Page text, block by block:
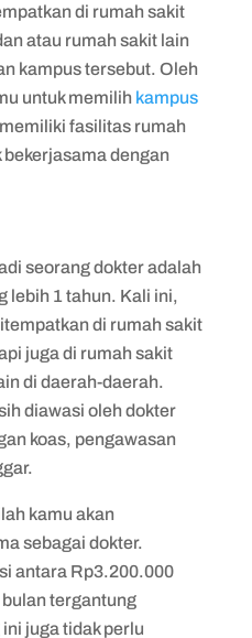
di rumah sakit
atau rumah sakit lain
kampus tersebut. Oleh
untuk memilih kampus
fasilitas rumah
dengan
seorang dokter adalah
lebih 1 tahun. Kali ini,
di rumah sakit
juga di rumah sakit
di daerah-daerah.
diawasi oleh dokter
koas, pengawasan
kamu akan
sebagai dokter.
antara Rp3.200.000
tergantung
juga tidak perlu